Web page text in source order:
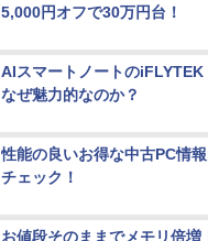
5,000円オフで30万円台！
AIスマートノートの
なぜ魅力的なのか？
性能の良いお得な中古PC情
チェック！
お値段そのままでメモリ倍増